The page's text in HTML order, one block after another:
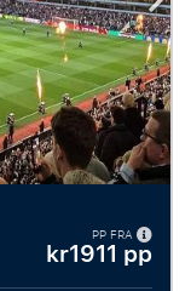
PP FRA
kr1911 pp